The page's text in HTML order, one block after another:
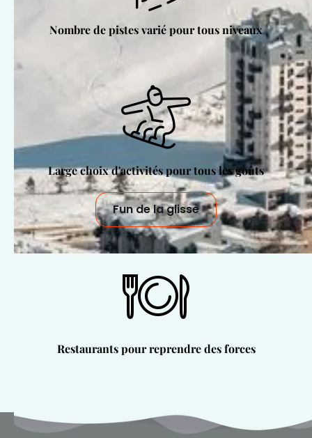
Nombre de pistes varié pour tous niveaux
Large choix d'activités pour tous les goûts
Fun de la glisse
Restaurants pour reprendre des forces